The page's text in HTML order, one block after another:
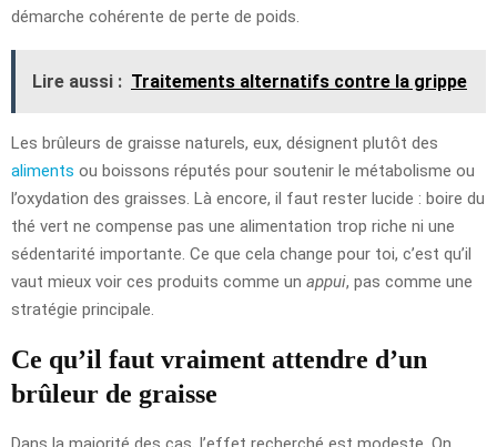
démarche cohérente de perte de poids.
Lire aussi : Traitements alternatifs contre la grippe
Les brûleurs de graisse naturels, eux, désignent plutôt des
aliments ou boissons réputés pour soutenir le métabolisme ou
l’oxydation des graisses. Là encore, il faut rester lucide : boire du
thé vert ne compense pas une alimentation trop riche ni une
sédentarité importante. Ce que cela change pour toi, c’est qu’il
vaut mieux voir ces produits comme un appui, pas comme une
stratégie principale.
Ce qu’il faut vraiment attendre d’un
brûleur de graisse